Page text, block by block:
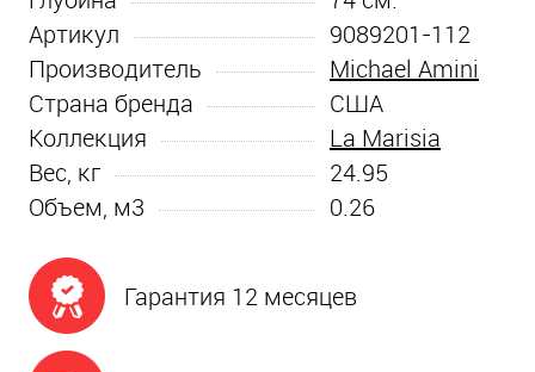
Артикул
9089201-112
Производитель
Michael Amini
Страна бренда
США
Коллекция
La Marisia
Вес, кг
24.95
Объем, м3
0.26
Гарантия 12 месяцев